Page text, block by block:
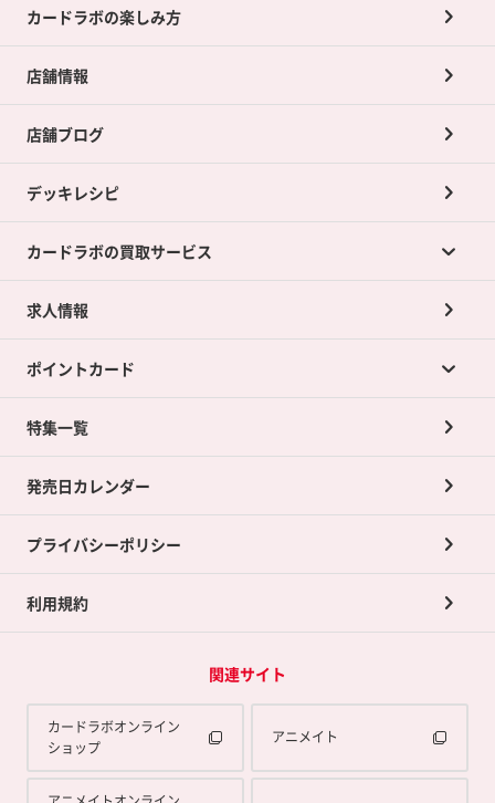
カードラボの楽しみ方
店舗情報
店舗ブログ
デッキレシピ
カードラボの買取サービス
カードラボの買取サービスTOP
店舗買取について
ネット買取について
買取承諾書について
求人情報
ポイントカード
ポイントカードTOP
ポイント交換景品
特集一覧
発売日カレンダー
プライバシーポリシー
利用規約
関連サイト
カードラボオンライン
ショップ
アニメイト